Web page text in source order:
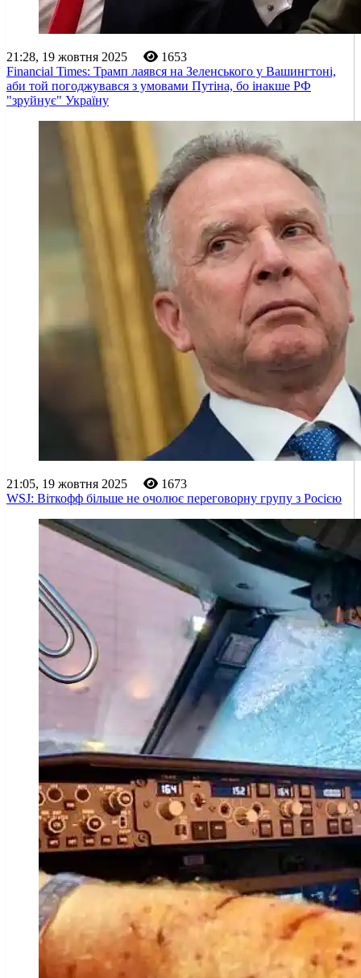
21:28, 19 жовтня 2025
1653
Financial Times: Трамп лаявся на Зеленського у Вашингтоні,
аби той погоджувався з умовами Путіна, бо інакше РФ
"зруйнує" Україну
21:05, 19 жовтня 2025
1673
WSJ: Віткофф більше не очолює переговорну групу з Росією